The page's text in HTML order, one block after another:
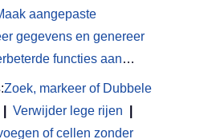
aangepaste
gegevens en genereer
functies aan…
:Zoek, markeer of Dubbele
Verwijder lege rijen
of cellen zonder